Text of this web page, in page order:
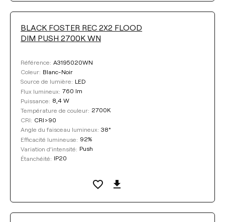
BLACK FOSTER REC 2X2 FLOOD
DIM PUSH 2700K WN
Référence: A3195020WN
Coleur: Blanc-Noir
Source de lumière: LED
Flux lumineux: 760 lm
Puissance: 8,4 W
Température de couleur: 2700K
CRI: CRI>90
Angle du faisceau lumineux: 38°
Efficacité lumineuse: 92%
Variation d’intensité: Push
Étanchéité: IP20